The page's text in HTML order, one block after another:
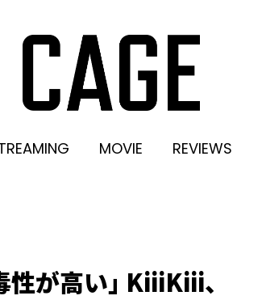
MOVIE REVIEWS
性が高い」 KiiiKiii、